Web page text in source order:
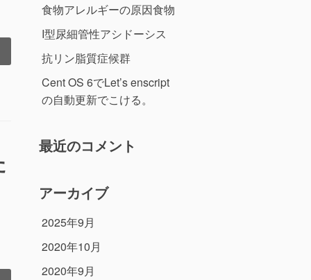
食物アレルギーの原因食物
I型尿細管性アシドーシス
抗リン脂質症候群
Cent OS 6でLet’s enscript
の自動更新でこける。
最近のコメント
アーカイブ
2025年9月
2020年10月
2020年9月